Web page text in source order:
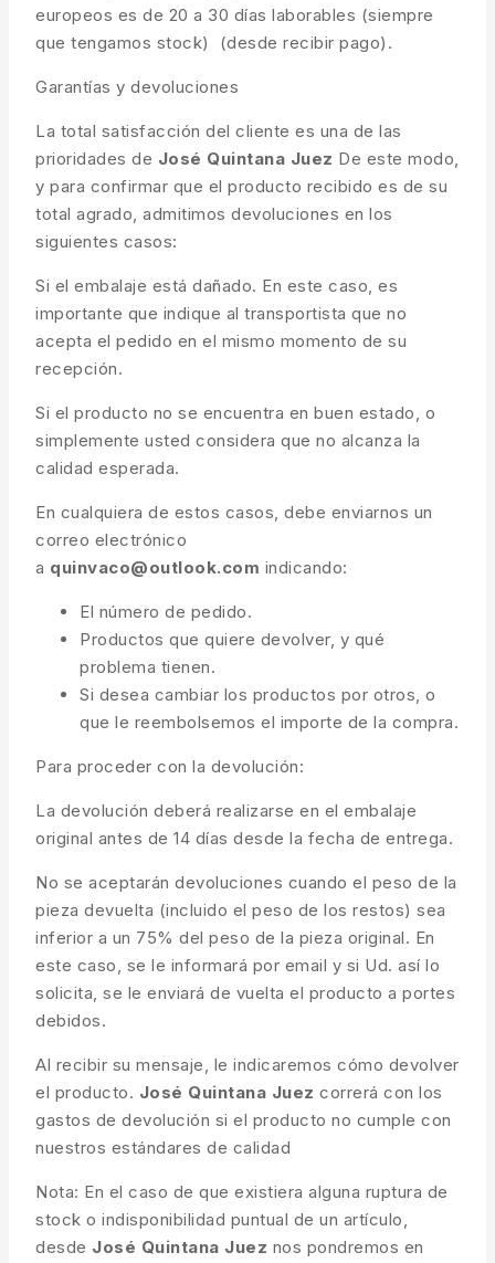
europeos es de 20 a 30 días laborables (siempre
que tengamos stock) (desde recibir pago).
Garantías y devoluciones
La total satisfacción del cliente es una de las
prioridades de José Quintana Juez De este modo,
y para confirmar que el producto recibido es de su
total agrado, admitimos devoluciones en los
siguientes casos:
Si el embalaje está dañado. En este caso, es
importante que indique al transportista que no
acepta el pedido en el mismo momento de su
recepción.
Si el producto no se encuentra en buen estado, o
simplemente usted considera que no alcanza la
calidad esperada.
En cualquiera de estos casos, debe enviarnos un
correo electrónico
a quinvaco@outlook.com indicando:
El número de pedido.
Productos que quiere devolver, y qué
problema tienen.
Si desea cambiar los productos por otros, o
que le reembolsemos el importe de la compra.
Para proceder con la devolución:
La devolución deberá realizarse en el embalaje
original antes de 14 días desde la fecha de entrega.
No se aceptarán devoluciones cuando el peso de la
pieza devuelta (incluido el peso de los restos) sea
inferior a un 75% del peso de la pieza original. En
este caso, se le informará por email y si Ud. así lo
solicita, se le enviará de vuelta el producto a portes
debidos.
Al recibir su mensaje, le indicaremos cómo devolver
el producto. José Quintana Juez correrá con los
gastos de devolución si el producto no cumple con
nuestros estándares de calidad
Nota: En el caso de que existiera alguna ruptura de
stock o indisponibilidad puntual de un artículo,
desde José Quintana Juez nos pondremos en